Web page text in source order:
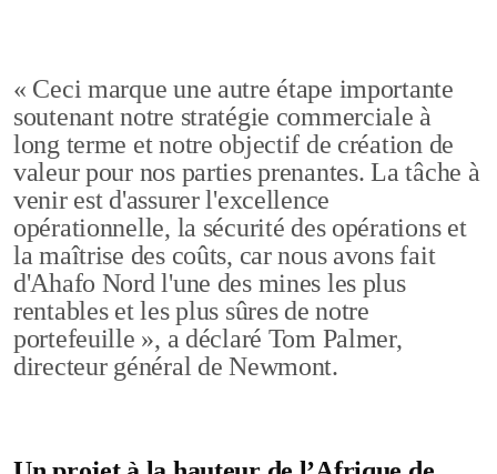
« Ceci marque une autre étape importante
soutenant notre stratégie commerciale à
long terme et notre objectif de création de
valeur pour nos parties prenantes. La tâche à
venir est d'assurer l'excellence
opérationnelle, la sécurité des opérations et
la maîtrise des coûts, car nous avons fait
d'Ahafo Nord l'une des mines les plus
rentables et les plus sûres de notre
portefeuille », a déclaré Tom Palmer,
directeur général de Newmont.